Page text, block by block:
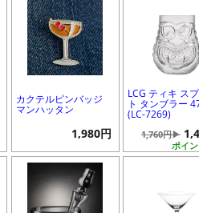
カクテルピンバッジ
マンハッタン
1,980円
LCG ティキ ス
ト タンブラー
(LC-7269)
ポイ
1,760円▶